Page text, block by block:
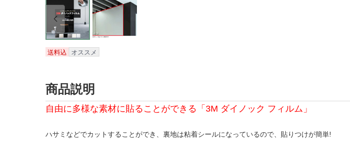
送料込 オススメ
商品説明
自由に多様な素材に貼ることができる「3M ダイノック フィルム」
ハサミなどでカットすることができ、裏地は粘着シールになっているので、貼りつけが簡単!